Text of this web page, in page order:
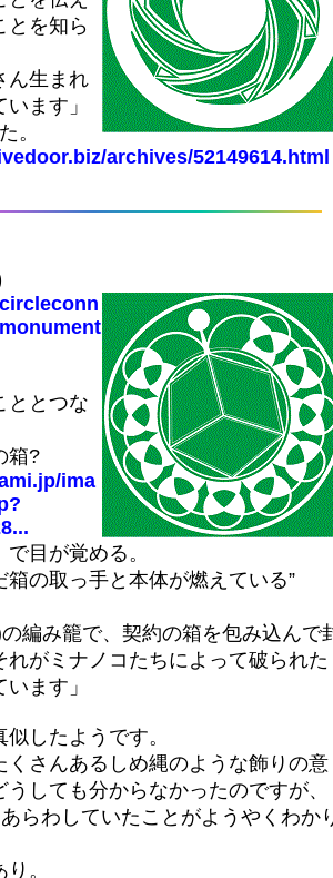
とを知ら
ん生まれ
ます」
。
archives/52149614.html
ととつな
箱?
ima
で目が覚める。
箱の取っ手と本体が燃えている”
の編み籠で、契約の箱を包み込んで
れがミナノコたちによって破られた
ます」
したようです。
くさんあるしめ縄のような飾りの意
しても分からなかったのですが、
らわしていたことがようやくわか
。